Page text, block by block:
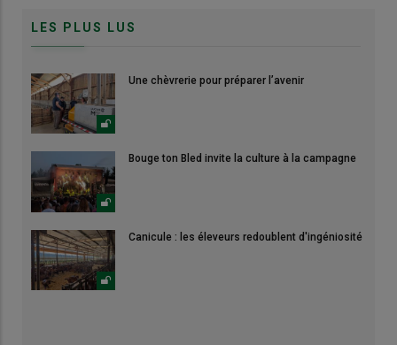
LES PLUS LUS
Une chèvrerie pour préparer l’avenir
Bouge ton Bled invite la culture à la campagne
Canicule : les éleveurs redoublent d'ingéniosité